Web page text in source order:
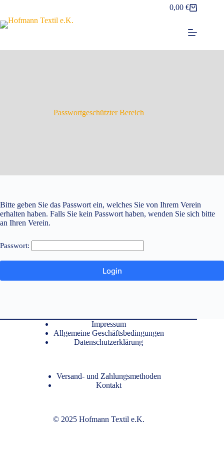
springen
Warenkorb
0,00€
Passwortgeschützter Bereich
Bitte geben Sie das Passwort ein, welches Sie von Ihrem Verein
erhalten haben. Falls Sie kein Passwort haben, wenden Sie sich bitte
an Ihren Verein.
Passwort:
Impressum
Allgemeine Geschäftsbedingungen
Datenschutzerklärung
Versand- und Zahlungsmethoden
Kontakt
© 2025 Hofmann Textil e.K.